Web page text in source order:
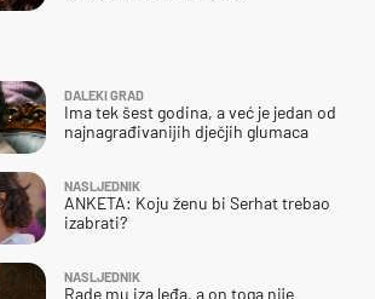
DALEKI GRAD
Ima tek šest godina, a već je jedan od
najnagrađivanijih dječjih glumaca
NASLJEDNIK
ANKETA: Koju ženu bi Serhat trebao
izabrati?
NASLJEDNIK
Rade mu iza leđa, a on toga nije